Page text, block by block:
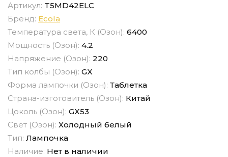
Артикул: T5MD42ELC
Бренд: Ecola
Температура света, К (Озон): 6400
Мощность (Озон): 4.2
Напряжение (Озон): 220
Тип колбы (Озон): GX
Форма лампочки (Озон): Таблетка
Страна-изготовитель (Озон): Китай
Цоколь (Озон): GX53
Свет (Озон): Холодный белый
Тип: Лампочка
Наличие: Нет в наличии